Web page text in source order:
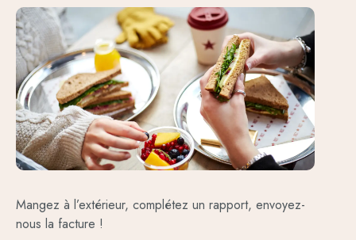
Mangez à l’extérieur, complétez un rapport, envoyez-
nous la facture !